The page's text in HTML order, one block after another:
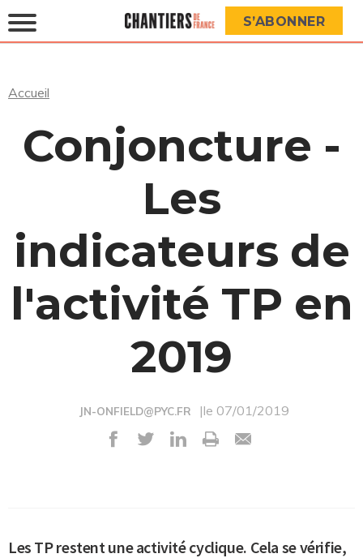
S’ABONNER
Accueil
Conjoncture -
Les
indicateurs de
l'activité TP en
2019
JN-ONFIELD@PYC.FR |le 07/01/2019
Les TP restent une activité cyclique. Cela se vérifie,